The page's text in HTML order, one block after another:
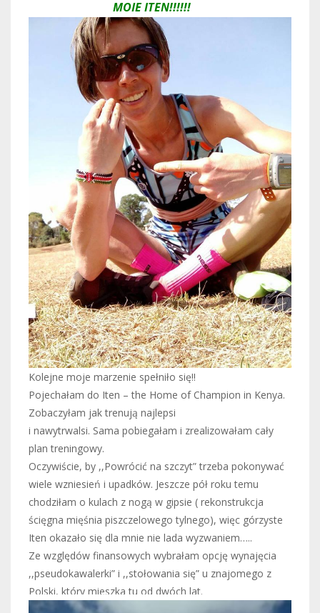
MOJE ITEN!!!!!!
Kolejne moje marzenie spełniło się!!
Pojechałam do Iten – the Home of Champion in Kenya.
Zobaczyłam jak trenują najlepsi
i nawytrwalsi. Sama pobiegałam i zrealizowałam cały
plan treningowy.
Oczywiście, by ,,Powrócić na szczyt” trzeba pokonywać
wiele wzniesień i upadków. Jeszcze pół roku temu
chodziłam o kulach z nogą w gipsie ( rekonstrukcja
ścięgna mięśnia piszczelowego tylnego), więc górzyste
Iten okazało się dla mnie nie lada wyzwaniem…..
Ze względów finansowych wybrałam opcję wynajęcia
,,pseudokawalerki” i ,,stołowania się” u znajomego z
Polski, który mieszka tu od dwóch lat.